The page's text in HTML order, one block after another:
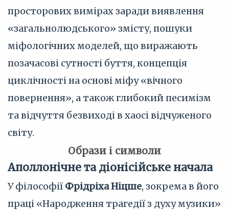
просторових вимірах заради виявлення
«загальнолюдського» змісту, пошуки
міфологічних моделей, що виражають
позачасові сутності буття, концепція
циклічності на основі міфу «вічного
повернення», а також глибокий песимізм
та відчуття безвиході в хаосі відчуженого
світу.
Образи і символи
Аполлонічне та діонісійське начала
У філософії Фрідріха Ніцше, зокрема в його
праці «Народження трагедії з духу музики»